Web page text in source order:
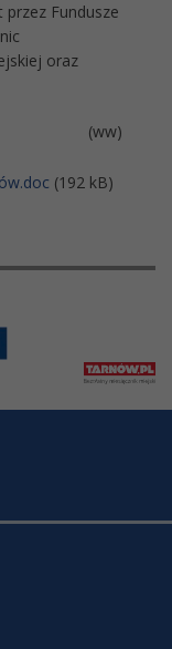
Fundusze
oraz
(ww)
(192 kB)